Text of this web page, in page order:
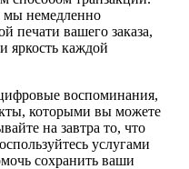
мы немедленно
печати вашего заказа,
яркость каждой
воспоминания,
которыми вы можете
на завтра то, что
услугами
сохранить ваши